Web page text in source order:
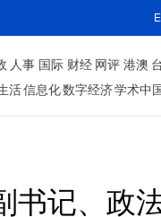
人事 国际 财经 网评 港澳
活信息化数字经济学术中国
书记、政